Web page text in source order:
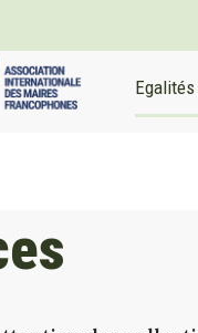
Egalités